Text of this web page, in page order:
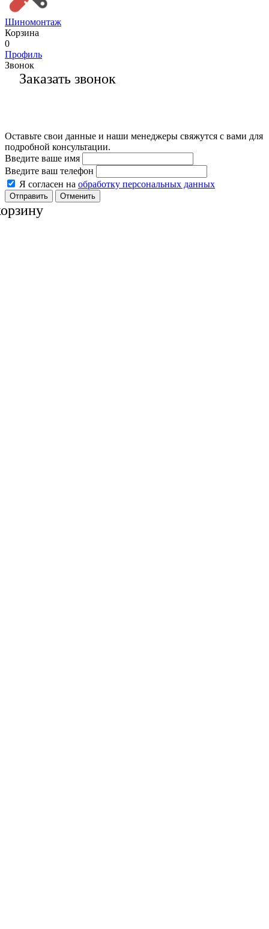
Шиномонтаж
Корзина
0
Профиль
Звонок
Заказать звонок
Оставьте свои данные и наши менеджеры свяжутся с вами для
подробной консультации.
Введите ваше имя
Введите ваш телефон
Я согласен на обработку персональных данных
Отменить